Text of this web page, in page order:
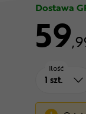
Dostawa
59
Ilość